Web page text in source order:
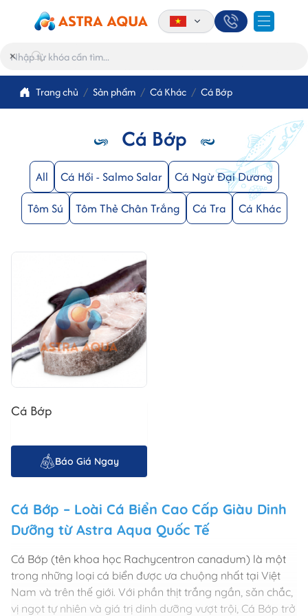
×
Trang chủ Sản phẩm Cá Khác Cá Bớp
Cá Bớp
All Cá Hồi - Salmo Salar
Cá Ngừ Đại Dương
Tôm Sú
Tôm Thẻ Chân Trắng Cá Tra Cá Khác
Cá Bớp
Báo Giá Ngay
Cá Bớp – Loài Cá Biển Cao Cấp Giàu Dinh
Dưỡng từ Astra Aqua Quốc Tế
Cá Bớp (tên khoa học Rachycentron canadum) là một
trong những loại cá biển được ưa chuộng nhất tại Việt
Nam và trên thế giới. Với phần thịt trắng ngần, săn chắc,
vị ngọt tự nhiên và giá trị dinh dưỡng vượt trội, Cá Bớp trở